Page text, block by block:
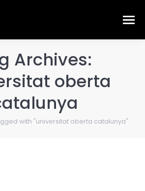
Archives:
oberta
with "universitat oberta catalunya"